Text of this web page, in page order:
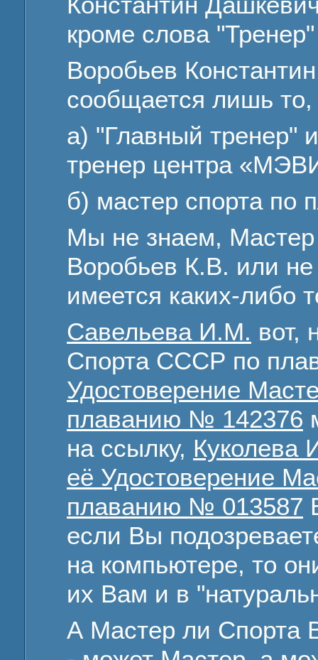
кроме слова
Воробьев
сообщается лишь то,
а) "Главный тренер"
тренер центра
б) мастер спорта по
Мы не знаем,
Воробьев К.В. или
имеется каких-либо
Савельева И.М. вот,
Спорта СССР по
Удостоверение
плаванию № 142376
на ссылку, Куколева
её Удостоверение
плаванию № 013587
если Вы
на компьютере, то
их Вам и в
А Мастер ли Спорта